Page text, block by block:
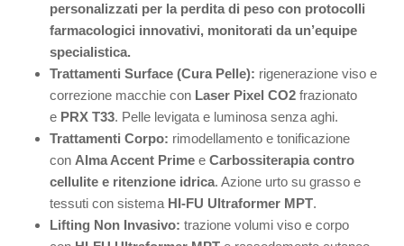
personalizzati per la perdita di peso con protocolli
farmacologici innovativi, monitorati da un’equipe
specialistica.
Trattamenti Surface (Cura Pelle): rigenerazione viso e
correzione macchie con Laser Pixel CO2 frazionato
e PRX T33. Pelle levigata e luminosa senza aghi.
Trattamenti Corpo: rimodellamento e tonificazione
con Alma Accent Prime e Carbossiterapia contro
cellulite e ritenzione idrica. Azione urto su grasso e
tessuti con sistema HI-FU Ultraformer MPT.
Lifting Non Invasivo: trazione volumi viso e corpo